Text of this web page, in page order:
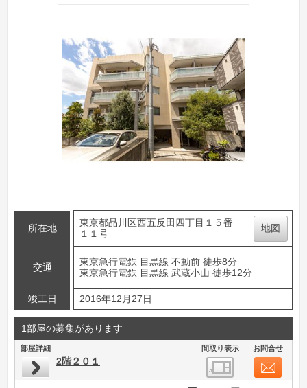
所在地
東京都品川区西五反田四丁目１５番
１１号
地図
交通
東京急行電鉄 目黒線 不動前 徒歩8分
東京急行電鉄 目黒線 武蔵小山 徒歩12分
竣工日 2016年12月27日
1部屋の募集があります
部屋詳細 間取り表示 お問合せ
2階２０１